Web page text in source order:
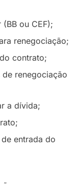
ou CEF);
renegociação;
contrato;
renegociação
a dívida;
entrada do